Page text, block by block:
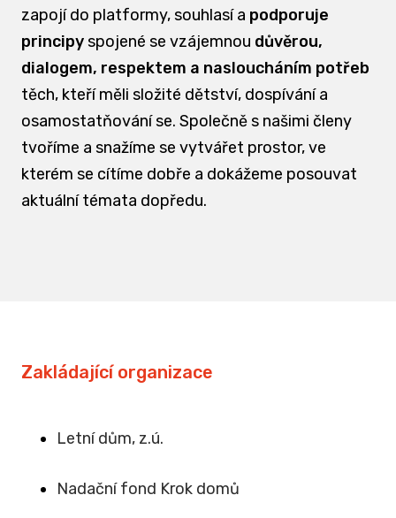
zapojí do platformy, souhlasí a podporuje
principyspojené se vzájemnou důvěrou,
dialogem, respektem a nasloucháním potřeb
těch, kteří měli složité dětství, dospívání a
osamostatňování se. Společně s našimi členy
tvoříme a snažíme se vytvářet prostor, ve
kterém se cítíme dobře a dokážeme posouvat
aktuální témata dopředu.
Zakládající organizace
Letní dům, z.ú.
Nadační fond Krok domů